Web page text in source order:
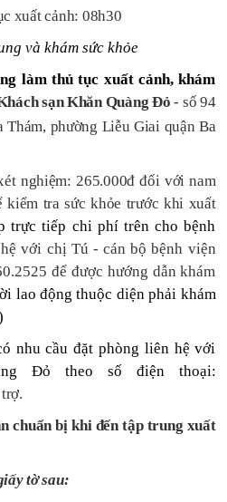
xuất cảnh: 08h30
và khám sức khỏe
làm thủ tục xuất cảnh, khám
sạn Khăn Quàng Đỏ- số 94
Thám, phường Liễu Giai quận Ba
nghiệm: 265.000đ đối với nam
kiểm tra sức khỏe trước khi xuất
trực tiếp chi phí trên cho bệnh
với chị Tú - cán bộ bệnh viện
để được hướng dẫn khám
lao động thuộc diện phải khám
nhu cầu đặt phòng liên hệ với
Đỏ theo số điện thoại:
bị khi đến tập trung xuất
tờ sau: